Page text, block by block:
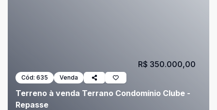
Cód: 635 Venda
Terreno à venda Terrano Condomínio Clube -
Repasse
R$ 350.000,00